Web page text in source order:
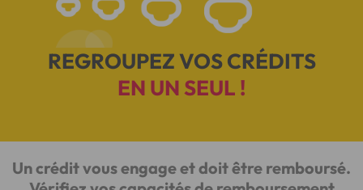
REGROUPEZ VOS CRÉDITS
EN UN SEUL !
Un crédit vous engage et doit être remboursé.